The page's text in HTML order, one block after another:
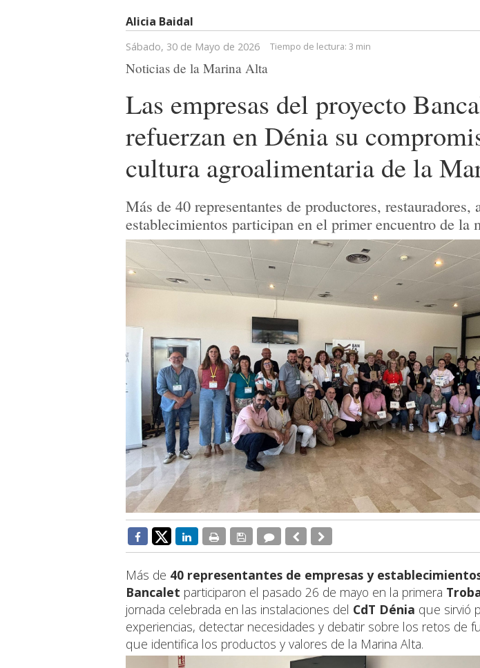
Alicia Baidal
Sábado, 30 de Mayo de 2026 Tiempo de lectura: 3 min
Noticias de la Marina Alta
Las empresas del proyecto
refuerzan en Dénia su
cultura agroalimentaria de la
Más de 40 representantes de productores, restauradores,
establecimientos participan en el primer encuentro de la
Más de 40 representantes de empresas y
Bancalet participaron el pasado 26 de mayo en la primera
jornada celebrada en las instalaciones del CdT Dénia que sirvió
experiencias, detectar necesidades y debatir sobre los retos de
que identifica los productos y valores de la Marina Alta.